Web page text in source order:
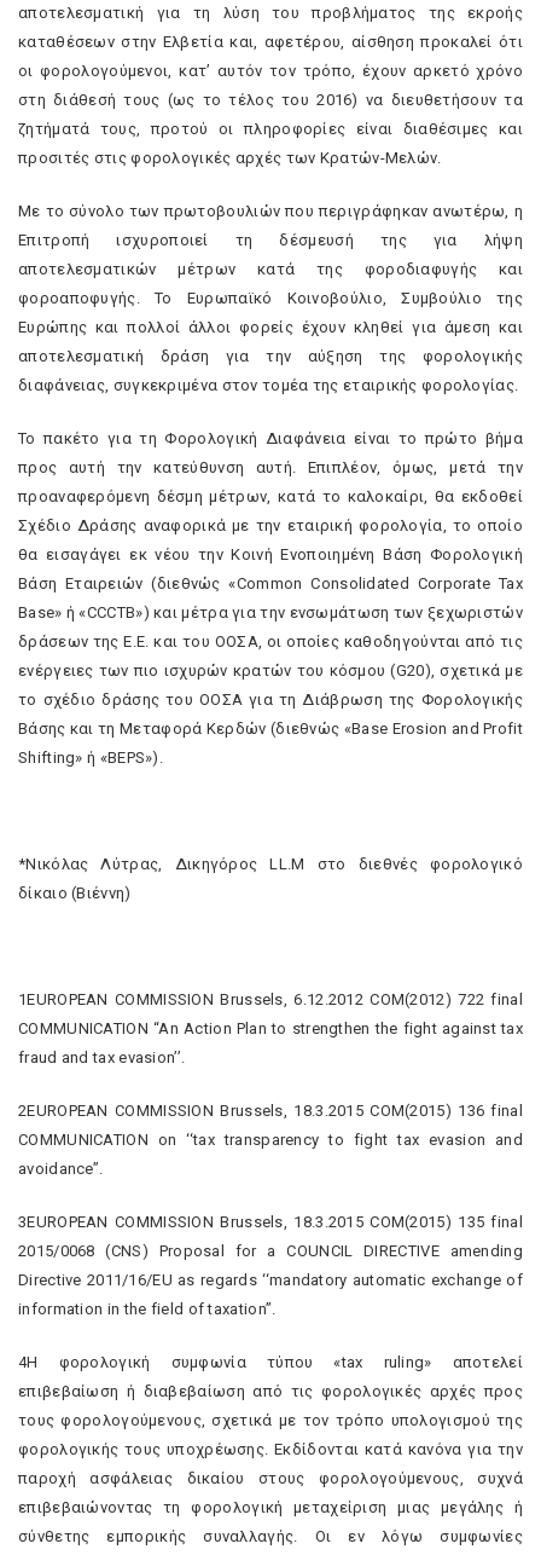
αποτελεσματική για τη λύση του προβλήματος της εκροής
καταθέσεων στην Ελβετία και, αφετέρου, αίσθηση προκαλεί ότι
οι φορολογούμενοι, κατ’ αυτόν τον τρόπο, έχουν αρκετό χρόνο
στη διάθεσή τους (ως το τέλος του 2016) να διευθετήσουν τα
ζητήματά τους, προτού οι πληροφορίες είναι διαθέσιμες και
προσιτές στις φορολογικές αρχές των Κρατών-Μελών.
Με το σύνολο των πρωτοβουλιών που περιγράφηκαν ανωτέρω, η
Επιτροπή ισχυροποιεί τη δέσμευσή της για λήψη
αποτελεσματικών μέτρων κατά της φοροδιαφυγής και
φοροαποφυγής. Το Ευρωπαϊκό Κοινοβούλιο, Συμβούλιο της
Ευρώπης και πολλοί άλλοι φορείς έχουν κληθεί για άμεση και
αποτελεσματική δράση για την αύξηση της φορολογικής
διαφάνειας, συγκεκριμένα στον τομέα της εταιρικής φορολογίας.
Το πακέτο για τη Φορολογική Διαφάνεια είναι το πρώτο βήμα
προς αυτή την κατεύθυνση αυτή. Επιπλέον, όμως, μετά την
προαναφερόμενη δέσμη μέτρων, κατά το καλοκαίρι, θα εκδοθεί
Σχέδιο Δράσης αναφορικά με την εταιρική φορολογία, το οποίο
θα εισαγάγει εκ νέου την Κοινή Ενοποιημένη Βάση Φορολογική
Βάση Εταιρειών (διεθνώς «Common Consolidated Corporate Tax
Base» ή «CCCTB») και μέτρα για την ενσωμάτωση των ξεχωριστών
δράσεων της Ε.Ε. και του ΟΟΣΑ, οι οποίες καθοδηγούνται από τις
ενέργειες των πιο ισχυρών κρατών του κόσμου (G20), σχετικά με
το σχέδιο δράσης του ΟΟΣΑ για τη Διάβρωση της Φορολογικής
Βάσης και τη Μεταφορά Κερδών (διεθνώς «Base Erosion and Profit
Shifting» ή «BEPS»).
*Νικόλας Λύτρας, Δικηγόρος LL.M στο διεθνές φορολογικό
δίκαιο (Βιέννη)
1EUROPEAN COMMISSION Brussels, 6.12.2012 COM(2012) 722 final
COMMUNICATION ‘‘An Action Plan to strengthen the fight against tax
fraud and tax evasion’’.
2EUROPEAN COMMISSION Brussels, 18.3.2015 COM(2015) 136 final
COMMUNICATION on ‘‘tax transparency to fight tax evasion and
avoidance’’.
3EUROPEAN COMMISSION Brussels, 18.3.2015 COM(2015) 135 final
2015/0068 (CNS) Proposal for a COUNCIL DIRECTIVE amending
Directive 2011/16/EU as regards ‘‘mandatory automatic exchange of
information in the field of taxation’’.
4Η φορολογική συμφωνία τύπου «tax ruling» αποτελεί
επιβεβαίωση ή διαβεβαίωση από τις φορολογικές αρχές προς
τους φορολογούμενους, σχετικά με τον τρόπο υπολογισμού της
φορολογικής τους υποχρέωσης. Εκδίδονται κατά κανόνα για την
παροχή ασφάλειας δικαίου στους φορολογούμενους, συχνά
επιβεβαιώνοντας τη φορολογική μεταχείριση μιας μεγάλης ή
σύνθετης εμπορικής συναλλαγής. Οι εν λόγω συμφωνίες